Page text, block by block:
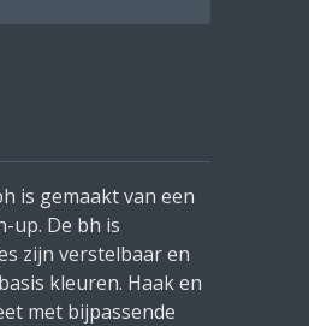
is gemaakt van een
up. De bh is
zijn verstelbaar en
kleuren. Haak en
met bijpassende